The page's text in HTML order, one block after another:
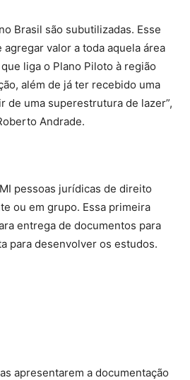
Brasil são subutilizadas. Esse
valor a toda aquela área
liga o Plano Piloto à região
além de já ter recebido uma
de uma superestrutura de lazer”,
Andrade.
pessoas jurídicas de direito
ou em grupo. Essa primeira
entrega de documentos para
para desenvolver os estudos.
apresentarem a documentação